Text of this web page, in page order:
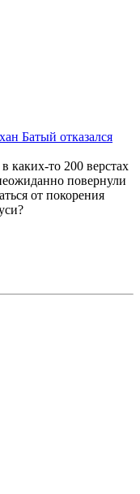
Батый отказался
каких-то 200 верстах
повернули
от покорения